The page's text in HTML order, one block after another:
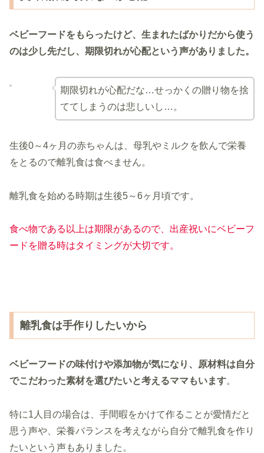
ベビーフードをもらったけど、生まれたばかりだから使う
のは少し先だし、期限切れが心配という声がありました。
期限切れが心配だな…せっかくの贈り物を捨
ててしまうのは悲しいし…。
生後0～4ヶ月の赤ちゃんは、母乳やミルクを飲んで栄養
をとるので離乳食は食べません。
離乳食を始める時期は生後5～6ヶ月頃です。
食べ物である以上は期限があるので、出産祝いにベビーフ
ードを贈る時はタイミングが大切です。
離乳食は手作りしたいから
ベビーフードの味付けや添加物が気になり、原材料は自分
でこだわった素材を選びたいと考えるママもいます。
特に1人目の場合は、手間暇をかけて作ることが愛情だと
思う声や、栄養バランスを考えながら自分で離乳食を作り
たいという声もありました。